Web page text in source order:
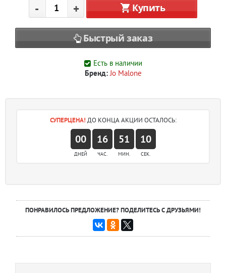
- + Купить
Быстрый заказ
Есть в наличии
Бренд: Jo Malone
СУПЕРЦЕНА! ДО КОНЦА АКЦИИ ОСТАЛОСЬ:
00 16 51 10
ДНЕЙ ЧАС. МИН. СЕК.
ПОНРАВИЛОСЬ ПРЕДЛОЖЕНИЕ? ПОДЕЛИТЕСЬ С ДРУЗЬЯМИ!